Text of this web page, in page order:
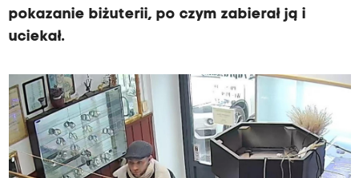
pokazanie biżuterii, po czym zabierał ją i
uciekał.